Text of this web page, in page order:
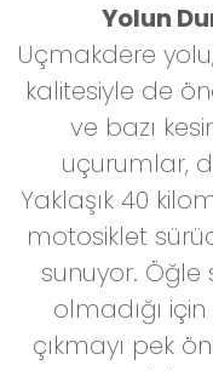
Yolun
Uçmakdere
kalitesiyle de
ve bazı
uçurumlar,
Yaklaşık 40
motosiklet
sunuyor.
olmadığı
çıkmayı pek